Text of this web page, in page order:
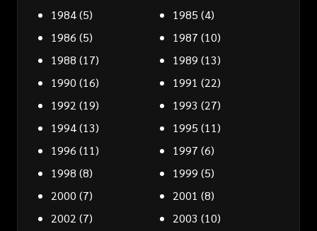
1984(5) 1985 (4)
1986 (5) 1987 (10)
1988 (17) 1989 (13)
1990 (16) 1991 (22)
1992 (19) 1993 (27)
1994(13) 1995 (11)
1996 (11) 1997 (6)
1998 (8) 1999 (5)
2000 (7) 2001 (8)
2002 (7) 2003 (10)